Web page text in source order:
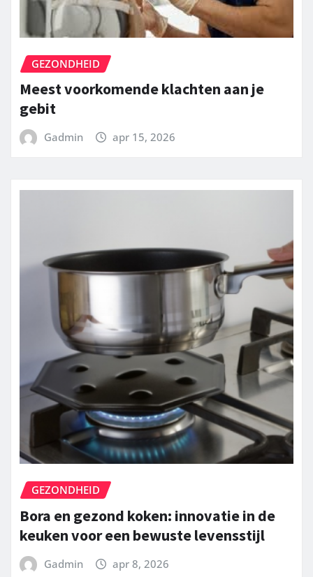
GEZONDHEID
Meest voorkomende klachten aan je
gebit
Gadmin apr 15, 2026
GEZONDHEID
Bora en gezond koken: innovatie in de
keuken voor een bewuste levensstijl
Gadmin apr 8, 2026